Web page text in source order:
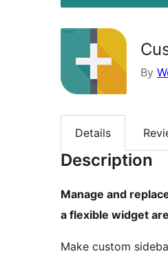
By
Details
Description
Manage and
a flexible widget
Make custom